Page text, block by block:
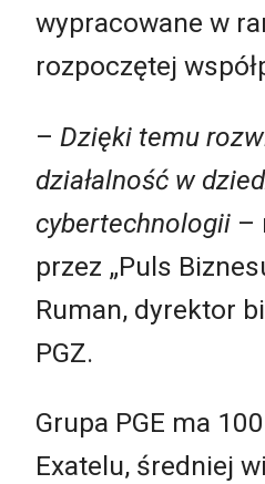
wypracowane w
rozpoczętej
– Dzięki temu
działalność w
cybertechnologii –
przez „Puls
Ruman, dyrektor
PGZ.
Grupa PGE ma
Exatelu, średniej